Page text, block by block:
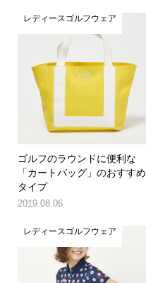
レディースゴルフウェア
ゴルフのラウンドに便利な
「カートバッグ」のおすすめ
タイプ
2019.08.06
レディースゴルフウェア